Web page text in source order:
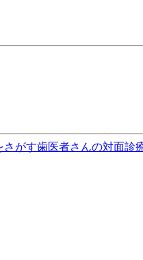
さがす歯医者さんの対面診